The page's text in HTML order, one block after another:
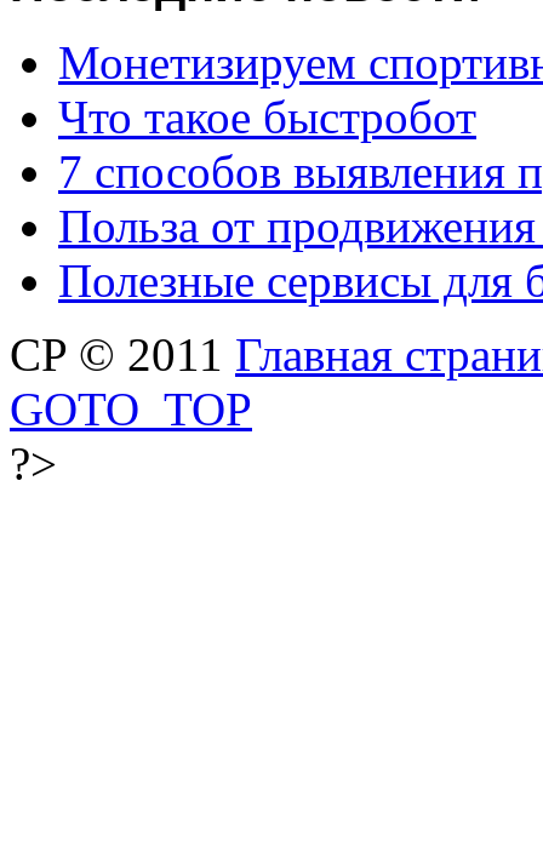
Монетизируем
Что такое быстробот
7 способов выявления
Польза от
Полезные сервисы для
CP © 2011 Главная
GOTO_TOP
?>